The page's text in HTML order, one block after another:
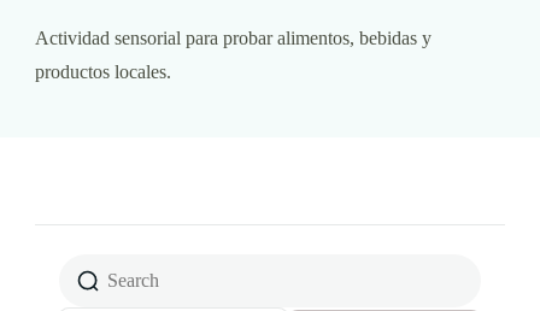
Actividad sensorial para probar alimentos, bebidas y
productos locales.